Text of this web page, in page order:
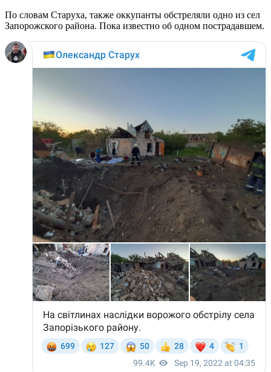
По словам Старуха, также оккупанты обстреляли одно из сел
Запорожского района. Пока известно об одном пострадавшем.